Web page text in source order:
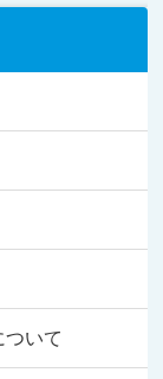
ついて